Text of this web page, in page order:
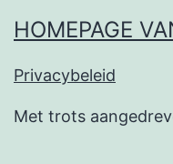
HOMEPAGE
Privacybeleid
Met trots